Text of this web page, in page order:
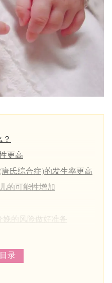
更高
氏综合症)的发生率更高
的可能性增加
的风险做好准备
录